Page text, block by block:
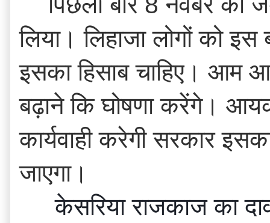
लिया। लिहाजा लोगों को
इसका हिसाब चाहिए। आम
बढ़ाने कि घोषणा करेंगे।
कार्यवाही करेगी सरकार
जाएगा।
केसरिया राजकाज का दावा है कि  भीम ऐप 2017 का देशवासियों के लिए उत्तम से उत्तम नजराना